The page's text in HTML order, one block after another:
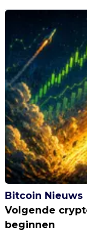
Bitcoin Nieuws
Volgende
beginnen